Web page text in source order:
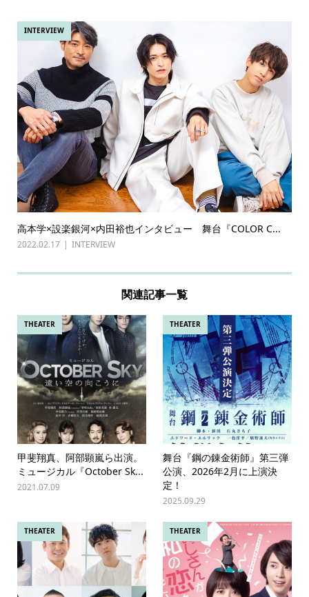
INTERVIEW
高本学×設楽銀河×内田裕也インタビュー 舞台『COLOR C...
2022.02.17 INTERVIEW
関連記事一覧
THEATER
甲斐翔真、阿部顕嵐ら出演。
ミュージカル『October Sk...
2021.07.09
THEATER
舞台『鋼の錬金術師』第三弾
公演、2026年2月に上演決
定！
2025.09.29
THEATER THEATER